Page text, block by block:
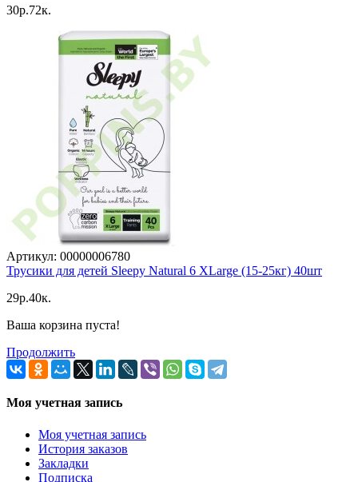
30p.72к.
Артикул: 00000006780
Трусики для детей Sleepy Natural 6 XLarge (15-25кг) 40шт
29p.40к.
Ваша корзина пуста!
Продолжить
Моя учетная запись
Моя учетная запись
История заказов
Закладки
Подписка